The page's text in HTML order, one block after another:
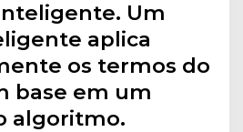
Um
aplica
os termos do
base em um
algoritmo.